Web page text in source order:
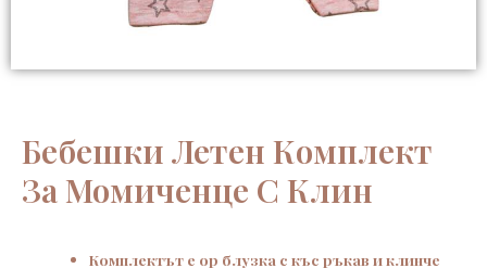
Бебешки Летен Комплект
За Момиченце С Клин
Комплектът е ор блузка с къс ръкав и клинче